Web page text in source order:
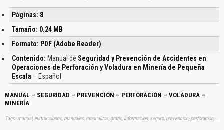
Páginas: 8
Tamaño: 0.24 MB
Formato: PDF (Adobe Reader)
Contenido: Manual de Seguridad y Prevención de Accidentes en
Operaciones de Perforación y Voladura en Minería de Pequeña
Escala – Español
MANUAL – SEGURIDAD – PREVENCIÓN – PERFORACIÓN – VOLADURA –
MINERÍA
Tags: manual, instrucciones, manuales, manualitos, gratis, informacion, seguro, prevencion, perforacion, mineria, aprender, descargas